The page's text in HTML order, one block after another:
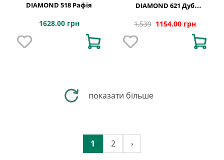
DIAMOND 518 Рафія
1628.00 грн
DIAMOND 621 Дуб
1,539 1154.00 грн
показати більше
1 2 ›